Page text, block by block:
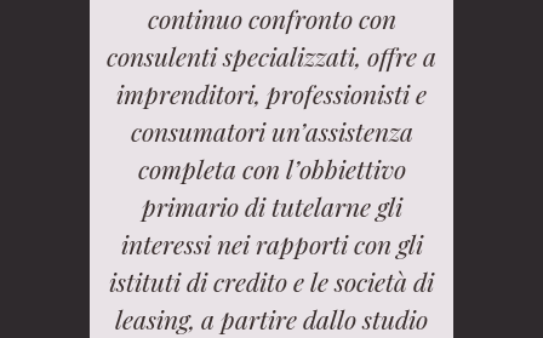
continuo confronto con
consulenti specializzati, offre a
imprenditori, professionisti e
consumatori un’assistenza
completa con l’obbiettivo
primario di tutelarne gli
interessi nei rapporti con gli
istituti di credito e le società di
leasing, a partire dallo studio